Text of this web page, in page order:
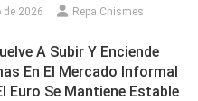
de 2026 Repa Chismes
A Subir Y Enciende
En El Mercado Informal
Euro Se Mantiene Estable